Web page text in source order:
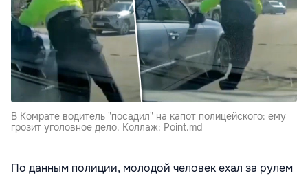
В Комрате водитель "посадил" на капот полицейского: ему
грозит уголовное дело. Коллаж: Point.md
По данным полиции, молодой человек ехал за рулем